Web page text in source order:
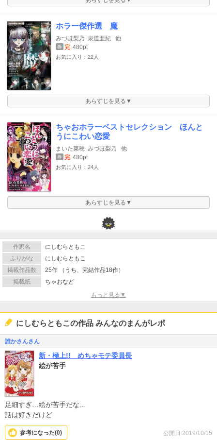
ホラー傑作選 魔
みづほ梨乃 泉道亜紀 他
巻 完 480pt
お気に入り：22人
あらすじを見る▼
ちゃおホラーベストセレクション ほんと
うにこわい恋愛
まいた菜穂 みづほ梨乃 他
巻 完 480pt
お気に入り：24人
あらすじを見る▼
作家名
にしむらともこ
ふりがな
にしむらともこ
掲載作品数
25作 （うち、完結作品18作）
掲載紙
ちゃおなど
もっと見る▼
にしむらともこの作品 みんなのまんがレポ
誰かさんさん
新・極上!! めちゃモテ委員長
絵が苦手
足細すぎ…絵が苦手だな…
話は好きだけど
公開日:2019/10/15
参考になった(0)